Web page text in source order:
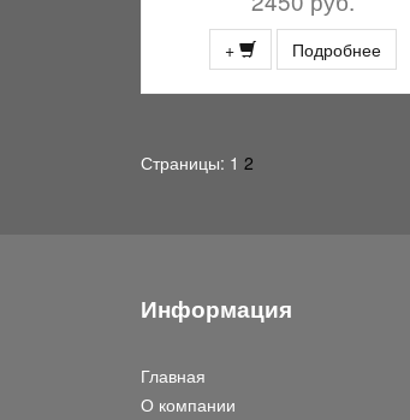
+ Подробнее
Страницы: 1 2
Информация
Главная
О компании